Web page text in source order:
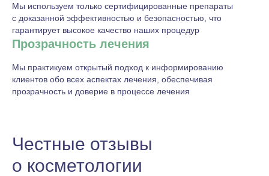
Мы используем только сертифицированные препараты
с доказанной эффективностью и безопасностью, что
гарантирует высокое качество наших процедур
Прозрачность лечения
Мы практикуем открытый подход к информированию
клиентов обо всех аспектах лечения, обеспечивая
прозрачность и доверие в процессе лечения
Честные отзывы
о косметологии